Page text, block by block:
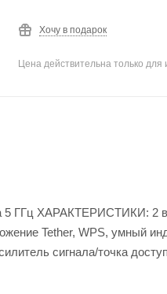
Хочу в подарок
Цена действительна только
5 ГГц ХАРАКТЕРИСТИКИ: 2
Tether, WPS, умный
сигнала/точка